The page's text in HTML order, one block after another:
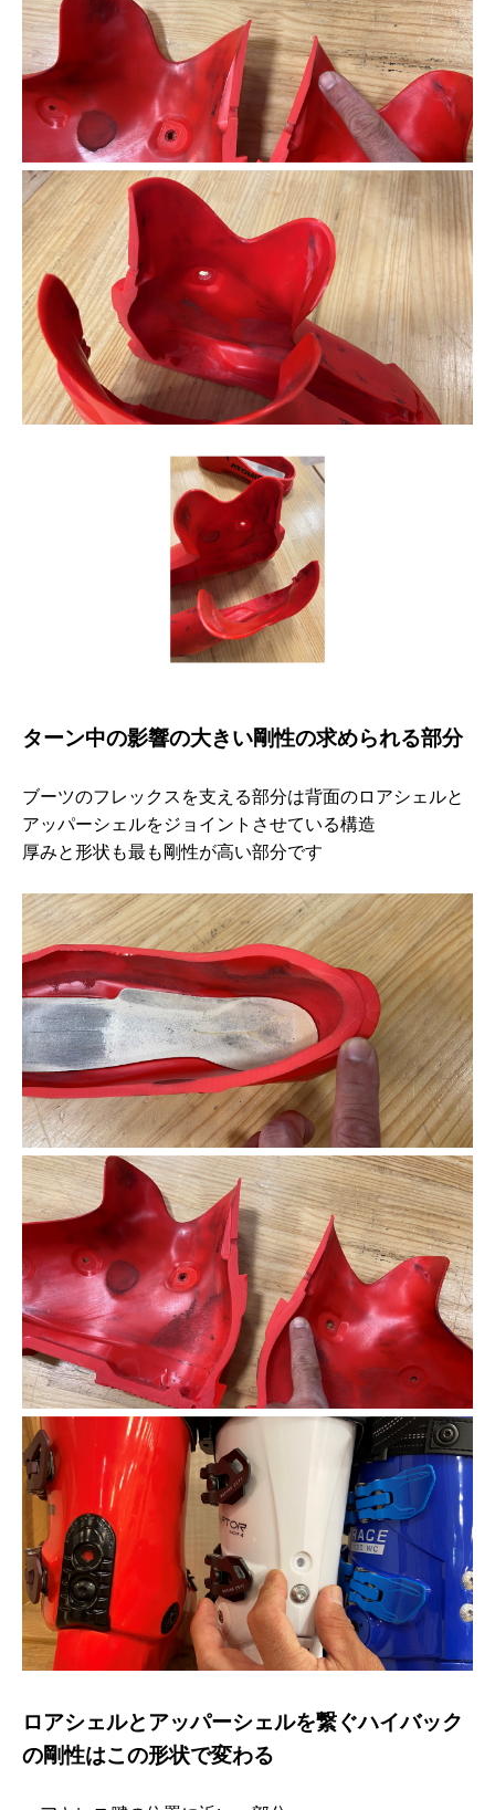
ターン中の影響の大きい剛性の求められる部分
ブーツのフレックスを支える部分は背面のロアシェルと
アッパーシェルをジョイントさせている構造
厚みと形状も最も剛性が高い部分です
ロアシェルとアッパーシェルを繋ぐハイバック
の剛性はこの形状で変わる